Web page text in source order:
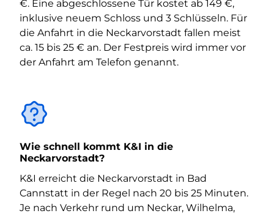
€. Eine abgeschlossene Tür kostet ab 149 €,
inklusive neuem Schloss und 3 Schlüsseln. Für
die Anfahrt in die Neckarvorstadt fallen meist
ca. 15 bis 25 € an. Der Festpreis wird immer vor
der Anfahrt am Telefon genannt.
Wie schnell kommt K&I in die
Neckarvorstadt?
K&I erreicht die Neckarvorstadt in Bad
Cannstatt in der Regel nach 20 bis 25 Minuten.
Je nach Verkehr rund um Neckar, Wilhelma,